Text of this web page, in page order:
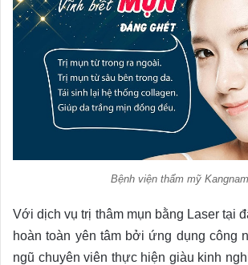
Bệnh viện thẩm mỹ Kangnam
Với dịch vụ trị thâm mụn bằng Laser tại
hoàn toàn yên tâm bởi ứng dụng công
ngũ chuyên viên thực hiện giàu kinh